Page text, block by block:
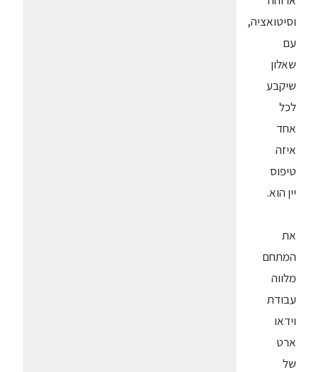
וסיטואציה,
עם
שאלון
שיקבע
לכל
אחד
איזה
טיפוס
יין הוא.
את
המתחם
מלווה
עבודת
וידאו
ארט
של